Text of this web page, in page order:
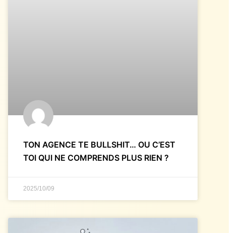
TON AGENCE TE BULLSHIT… OU C’EST
TOI QUI NE COMPRENDS PLUS RIEN ?
2025/10/09